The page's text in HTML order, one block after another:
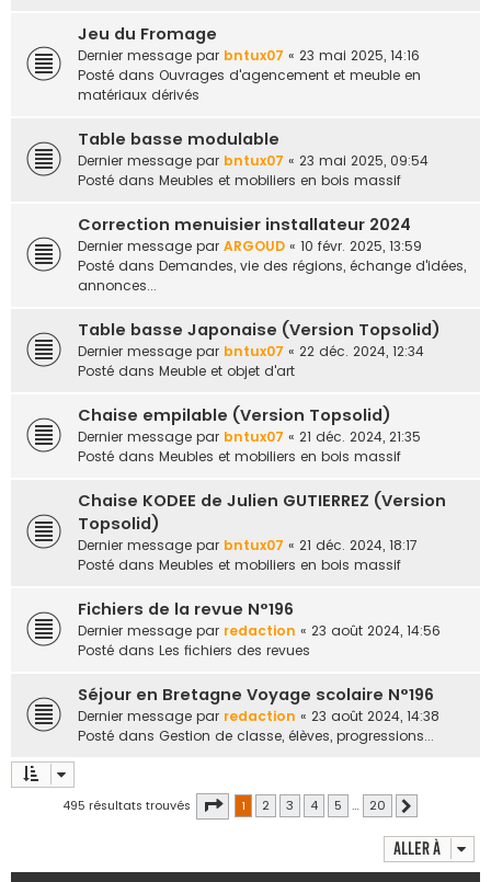
Jeu du Fromage
Dernier message par bntux07 « 23 mai 2025, 14:16
Posté dans Ouvrages d'agencement et meuble en
matériaux dérivés
Table basse modulable
Dernier message par bntux07 « 23 mai 2025, 09:54
Posté dans Meubles et mobiliers en bois massif
Correction menuisier installateur 2024
Dernier message par ARGOUD « 10 févr. 2025, 13:59
Posté dans Demandes, vie des régions, échange d'idées,
annonces...
Table basse Japonaise (Version Topsolid)
Dernier message par bntux07 « 22 déc. 2024, 12:34
Posté dans Meuble et objet d'art
Chaise empilable (Version Topsolid)
Dernier message par bntux07 « 21 déc. 2024, 21:35
Posté dans Meubles et mobiliers en bois massif
Chaise KODEE de Julien GUTIERREZ (Version
Topsolid)
Dernier message par bntux07 « 21 déc. 2024, 18:17
Posté dans Meubles et mobiliers en bois massif
Fichiers de la revue N°196
Dernier message par redaction « 23 août 2024, 14:56
Posté dans Les fichiers des revues
Séjour en Bretagne Voyage scolaire N°196
Dernier message par redaction « 23 août 2024, 14:38
Posté dans Gestion de classe, élèves, progressions...
495 résultats trouvés Page 1sur20
1 2 3 4 5 … 20
Aller à